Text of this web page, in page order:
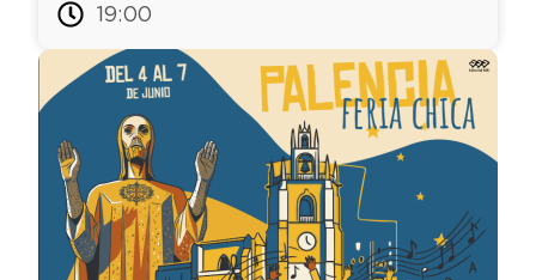
19:00